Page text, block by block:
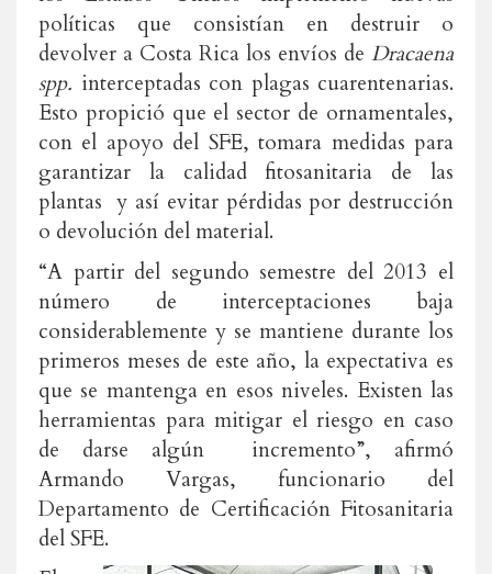
políticas que consistían en destruir o
devolver a Costa Rica los envíos de Dracaena
spp. interceptadas con plagas cuarentenarias.
Esto propició que el sector de ornamentales,
con el apoyo del SFE, tomara medidas para
garantizar la calidad fitosanitaria de las
plantas y así evitar pérdidas por destrucción
o devolución del material.
“A partir del segundo semestre del 2013 el
número de interceptaciones baja
considerablemente y se mantiene durante los
primeros meses de este año, la expectativa es
que se mantenga en esos niveles. Existen las
herramientas para mitigar el riesgo en caso
de darse algún incremento”, afirmó
Armando Vargas, funcionario del
Departamento de Certificación Fitosanitaria
del SFE.